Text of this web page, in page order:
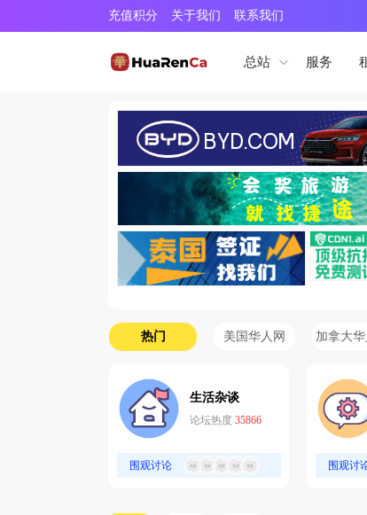
充值积分 关于我们 联系我们
总站 服务
热门 美国华人网 加拿大华
生活杂谈
论坛热度 35866
围观讨论 围观讨